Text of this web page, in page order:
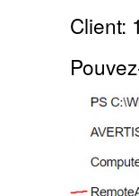
Client: